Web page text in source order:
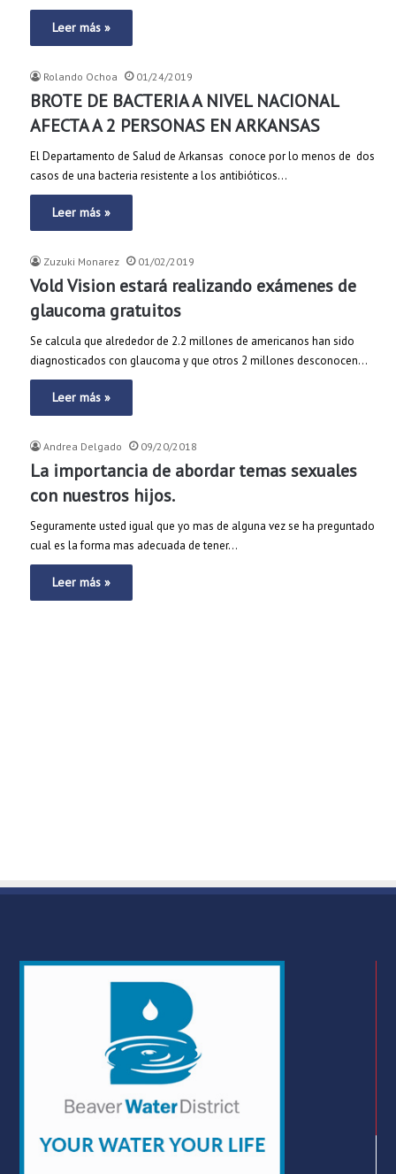
Leer más »
Rolando Ochoa 01/24/2019
BROTE DE BACTERIA A NIVEL NACIONAL
AFECTA A 2 PERSONAS EN ARKANSAS
El Departamento de Salud de Arkansas conoce por lo menos de dos
casos de una bacteria resistente a los antibióticos…
Leer más »
Zuzuki Monarez 01/02/2019
Vold Vision estará realizando exámenes de
glaucoma gratuitos
Se calcula que alrededor de 2.2 millones de americanos han sido
diagnosticados con glaucoma y que otros 2 millones desconocen…
Leer más »
Andrea Delgado 09/20/2018
La importancia de abordar temas sexuales
con nuestros hijos.
Seguramente usted igual que yo mas de alguna vez se ha preguntado
cual es la forma mas adecuada de tener…
Leer más »